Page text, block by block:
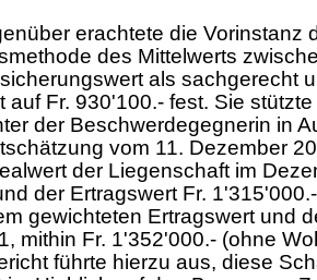
erachtete die Vorinstanz
des Mittelwerts
als sachgerecht
auf Fr. 930'100.- fest. Sie
der Beschwerdegegnerin in
vom 11. Dezember
der Liegenschaft im
der Ertragswert Fr.
gewichteten Ertragswert und
mithin Fr. 1'352'000.- (ohne
führte hierzu aus, diese